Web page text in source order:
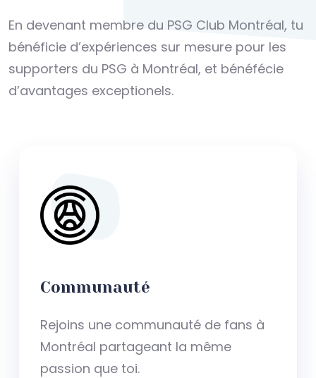
En devenant membre du PSG Club Montréal, tu
bénéficie d’expériences sur mesure pour les
supporters du PSG à Montréal, et bénéfécie
d’avantages exceptionels.
Communauté
Rejoins une communauté de fans à
Montréal partageant la même
passion que toi.